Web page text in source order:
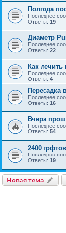
Полгода
Последнее
Ответы: 19
Диаметр
Последнее
Ответы: 22
Как
Последнее
Ответы: 4
Пересадка
Последнее
Ответы: 16
Вчера
Последнее
Ответы: 54
2400
Последнее
Ответы: 19
Новая тема